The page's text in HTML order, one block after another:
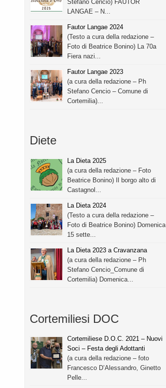
Stefano Cencio) FAUTOR
LANGAE – N...
Fautor Langae 2024
(Testo a cura della redazione –
Foto di Beatrice Bonino) La 70a
Fiera nazi...
Fautor Langae 2023
(a cura della redazione – Ph
Stefano Cencio – Comune di
Cortemilia)...
Diete
La Dieta 2025
(a cura della redazione – Foto
Beatrice Bonino) Il borgo alto di
Castagnol...
La Dieta 2024
(Testo a cura della redazione –
Foto di Beatrice Bonino) Domenica
15 sette...
La Dieta 2023 a Cravanzana
(a cura della redazione – Ph
Stefano Cencio_Comune di
Cortemilia) Domenica...
Cortemiliesi DOC
Cortemiliese D.O.C. 2021 – Nuovi
Soci – Festa degli Adottanti
(a cura della redazione – foto
Francesco D’Alessandro, Ginetto
Pelle...